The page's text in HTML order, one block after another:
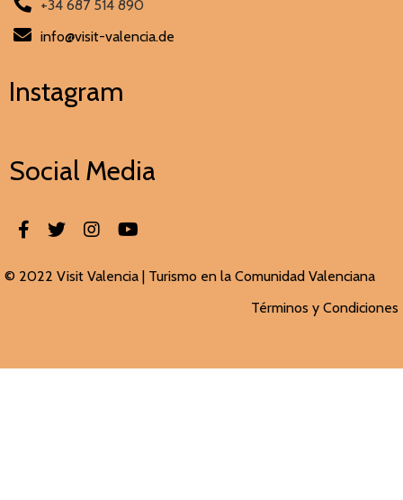
+34 687 514 890
info@visit-valencia.de
Instagram
Social Media
© 2022 Visit Valencia | Turismo en la Comunidad Valenciana
Términos y Condiciones